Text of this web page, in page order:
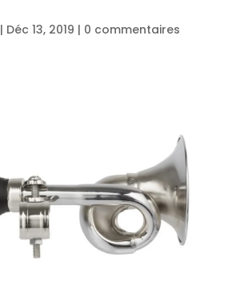
| Déc 13, 2019 | 0 commentaires